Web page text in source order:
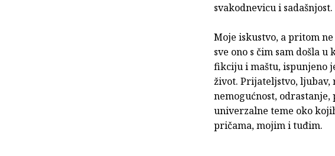
svakodnevicu i sadašnjost.
Moje iskustvo, a pritom
sve ono s čim sam došla
fikciju i maštu, ispunjeno
život. Prijateljstvo,
nemogućnost, odrastanje,
univerzalne teme oko
pričama, mojim i tuđim.